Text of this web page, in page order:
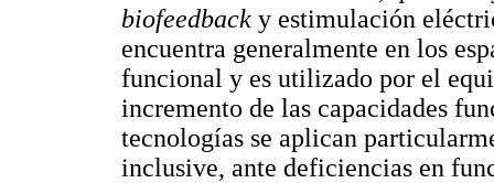
biofeedback y estimulación
encuentra generalmente en los
funcional y es utilizado por el
incremento de las capacidades
tecnologías se aplican
inclusive, ante deficiencias en